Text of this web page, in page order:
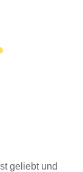
geliebt und